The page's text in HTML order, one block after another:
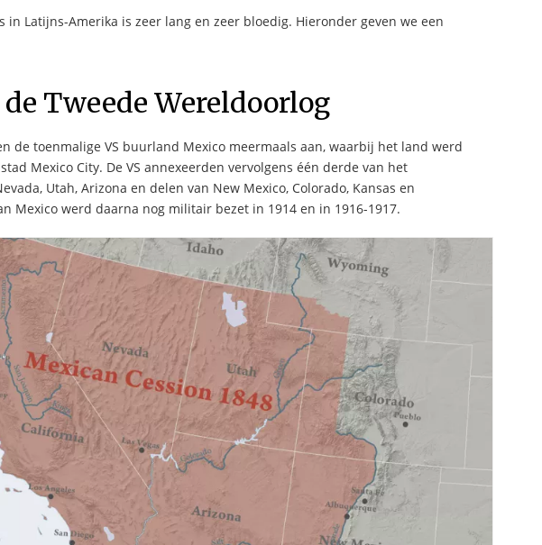
in Latijns-Amerika is zeer lang en zeer bloedig. Hieronder geven we een
de Tweede Wereldoorlog
de toenmalige VS buurland Mexico meermaals aan, waarbij het land werd
Mexico City. De VS annexeerden vervolgens één derde van het
Utah, Arizona en delen van New Mexico, Colorado, Kansas en
Mexico werd daarna nog militair bezet in 1914 en in 1916-1917.